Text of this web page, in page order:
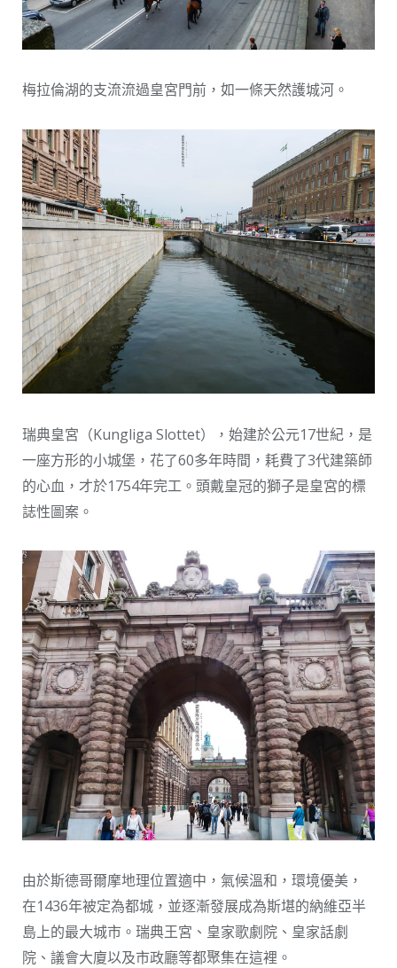
梅拉倫湖的支流流過皇宮門前，如一條天然護城河。
瑞典皇宮（Kungliga Slottet），始建於公元17世紀，是
一座方形的小城堡，花了60多年時間，耗費了3代建築師
的心血，才於1754年完工。頭戴皇冠的獅子是皇宮的標
誌性圖案。
由於斯德哥爾摩地理位置適中，氣候溫和，環境優美，
在1436年被定為都城，並逐漸發展成為斯堪的納維亞半
島上的最大城市。瑞典王宮、皇家歌劇院、皇家話劇
院、議會大廈以及市政廳等都聚集在這裡。